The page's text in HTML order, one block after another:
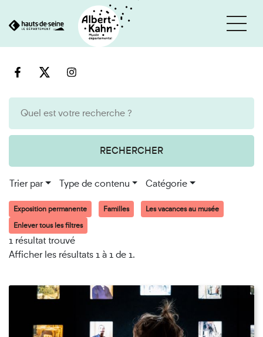
au
RECHERCHER
Trier par Type de contenu Catégorie
Exposition permanente Familles
Les vacances au musée
Enlever tous les filtres
1 résultat trouvé
Afficher les résultats 1 à 1 de 1.
Cookies et traceurs utilisés sur ce site